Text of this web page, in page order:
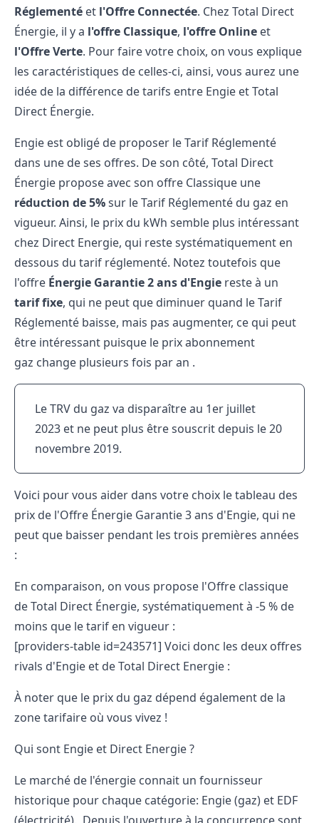
Réglementé et l'Offre Connectée. Chez Total Direct
Énergie, il y a l'offre Classique, l'offre Online et
l'Offre Verte. Pour faire votre choix, on vous explique
les caractéristiques de celles-ci, ainsi, vous aurez une
idée de la différence de tarifs entre Engie et Total
Direct Énergie.
Engie est obligé de proposer le Tarif Réglementé
dans une de ses offres. De son côté, Total Direct
Énergie propose avec son offre Classique une
réduction de 5%sur le Tarif Réglementé du gaz en
vigueur. Ainsi, le prix du kWh semble plus intéressant
chez Direct Energie, qui reste systématiquement en
dessous du tarif réglementé. Notez toutefois que
l'offre Énergie Garantie 2 ans d'Engie reste à un
tarif fixe, qui ne peut que diminuer quand le Tarif
Réglementé baisse, mais pas augmenter, ce qui peut
être intéressant puisque le prix abonnement
gaz change plusieurs fois par an .
Le TRV du gaz va disparaître au 1er juillet
2023 et ne peut plus être souscrit depuis le 20
novembre 2019.
Voici pour vous aider dans votre choix le tableau des
prix de l'Offre Énergie Garantie 3 ans d'Engie, qui ne
peut que baisser pendant les trois premières années
:
En comparaison, on vous propose l'Offre classique
de Total Direct Énergie, systématiquement à -5 % de
moins que le tarif en vigueur :
[providers-table id=243571] Voici donc les deux offres
rivals d'Engie et de Total Direct Energie :
À noter que le prix du gaz dépend également de la
zone tarifaire où vous vivez !
Qui sont Engie et Direct Energie ?
Le marché de l'énergie connait un fournisseur
historique pour chaque catégorie: Engie (gaz) et EDF